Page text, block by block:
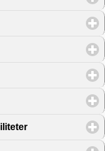
to expand contents
click to expand